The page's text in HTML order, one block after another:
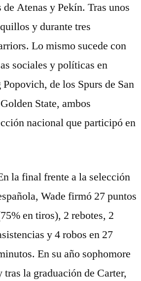
Atenas y Pekín. Tras unos
y durante tres
Lo mismo sucede con
sociales y políticas en
de los Spurs de San
State, ambos
nacional que participó en
la final frente a la selección
Wade firmó 27 puntos
en tiros), 2 rebotes, 2
y 4 robos en 27
En su año sophomore
tras la graduación de Carter,